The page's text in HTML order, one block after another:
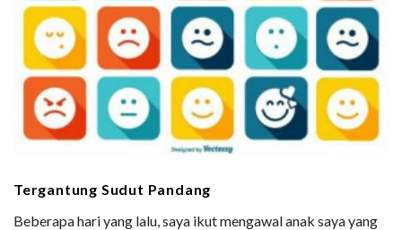
Tergantung Sudut Pandang
Beberapa hari yang lalu, saya ikut mengawal anak saya yang